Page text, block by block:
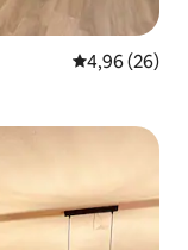
4,96 av 5 i
4,96 (26)